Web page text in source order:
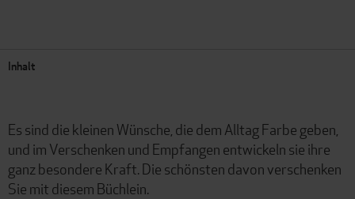
Inhalt
Es sind die kleinen Wünsche, die dem Alltag Farbe geben,
und im Verschenken und Empfangen entwickeln sie ihre
ganz besondere Kraft. Die schönsten davon verschenken
Sie mit diesem Büchlein.